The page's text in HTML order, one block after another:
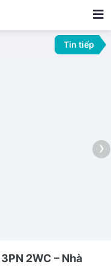
Tin tiếp
›
2WC – Nhà